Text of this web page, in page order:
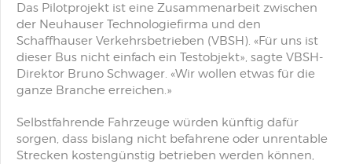
Das Pilotprojekt ist eine Zusammenarbeit zwischen
der Neuhauser Technologiefirma und den
Schaffhauser Verkehrsbetrieben (VBSH). «Für uns ist
dieser Bus nicht einfach ein Testobjekt», sagte VBSH-
Direktor Bruno Schwager. «Wir wollen etwas für die
ganze Branche erreichen.»
Selbstfahrende Fahrzeuge würden künftig dafür
sorgen, dass bislang nicht befahrene oder unrentable
Strecken kostengünstig betrieben werden können,